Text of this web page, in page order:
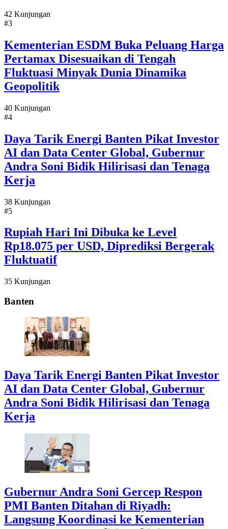
42 Kunjungan
#3
Kementerian ESDM Buka Peluang Harga
Pertamax Disesuaikan di Tengah
Fluktuasi Minyak Dunia Dinamika
Geopolitik
40 Kunjungan
#4
Daya Tarik Energi Banten Pikat Investor
AI dan Data Center Global, Gubernur
Andra Soni Bidik Hilirisasi dan Tenaga
Kerja
38 Kunjungan
#5
Rupiah Hari Ini Dibuka ke Level
Rp18.075 per USD, Diprediksi Bergerak
Fluktuatif
35 Kunjungan
Banten
Daya Tarik Energi Banten Pikat Investor
AI dan Data Center Global, Gubernur
Andra Soni Bidik Hilirisasi dan Tenaga
Kerja
Gubernur Andra Soni Gercep Respon
PMI Banten Ditahan di Riyadh:
Langsung Koordinasi ke Kementerian